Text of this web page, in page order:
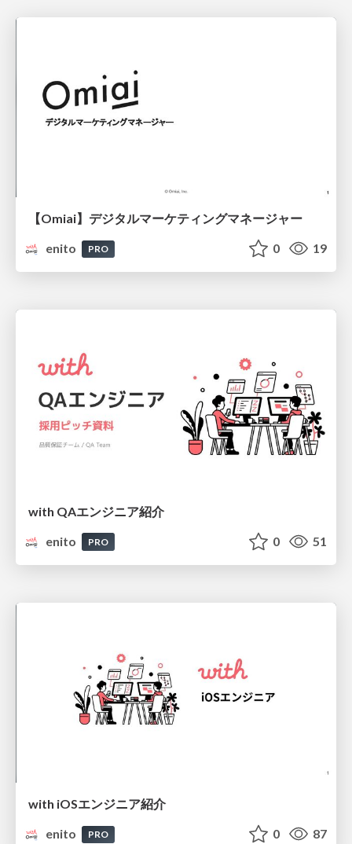
【Omiai】デジタルマーケティングマネージャー
enito
PRO 0 19
with QAエンジニア紹介
enito
PRO 0 51
with iOSエンジニア紹介
enito
PRO 0 87